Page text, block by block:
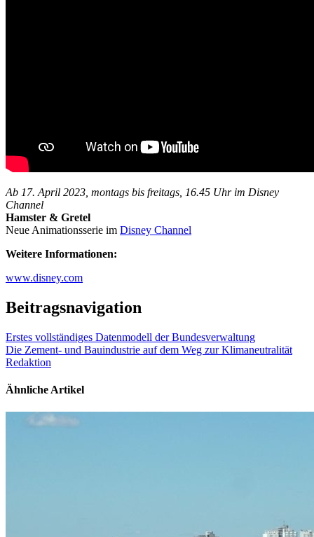
Ab 17. April 2023, montags bis freitags, 16.45 Uhr im Disney
Channel
Hamster & Gretel
Neue Animationsserie im Disney Channel
Weitere Informationen:
www.disney.com
Beitragsnavigation
Erstes vollständiges Datenmodell der Bundesverwaltung
Die Zement- und Bauindustrie auf dem Weg zur Klimaneutralität
Redaktion
Ähnliche Artikel